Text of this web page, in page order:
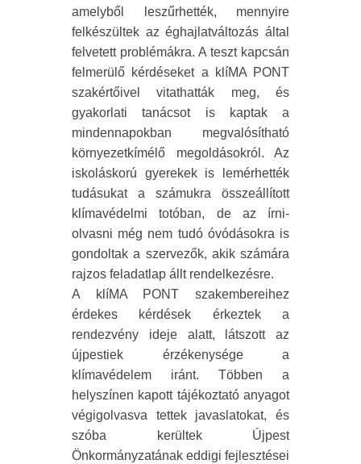
amelyből leszűrhették, mennyire
felkészültek az éghajlatváltozás által
felvetett problémákra. A teszt kapcsán
felmerülő kérdéseket a klíMA PONT
szakértőivel vitathatták meg, és
gyakorlati tanácsot is kaptak a
mindennapokban megvalósítható
környezetkímélő megoldásokról. Az
iskoláskorú gyerekek is lemérhették
tudásukat a számukra összeállított
klímavédelmi totóban, de az írni-
olvasni még nem tudó óvódásokra is
gondoltak a szervezők, akik számára
rajzos feladatlap állt rendelkezésre.
A klíMA PONT szakembereihez
érdekes kérdések érkeztek a
rendezvény ideje alatt, látszott az
újpestiek érzékenysége a
klímavédelem iránt. Többen a
helyszínen kapott tájékoztató anyagot
végigolvasva tettek javaslatokat, és
szóba kerültek Újpest
Önkormányzatának eddigi fejlesztései